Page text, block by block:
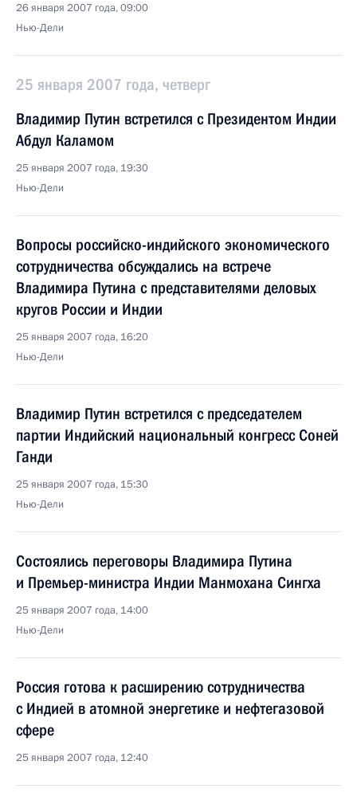
26 января 2007 года, 09:00
Нью-Дели
25 января 2007 года, четверг
Владимир Путин встретился с Президентом Индии
Абдул Каламом
25 января 2007 года, 19:30
Нью-Дели
Вопросы российско-индийского экономического
сотрудничества обсуждались на встрече
Владимира Путина с представителями деловых
кругов России и Индии
25 января 2007 года, 16:20
Нью-Дели
Владимир Путин встретился с председателем
партии Индийский национальный конгресс Соней
Ганди
25 января 2007 года, 15:30
Нью-Дели
Состоялись переговоры Владимира Путина
и Премьер-министра Индии Манмохана Сингха
25 января 2007 года, 14:00
Нью-Дели
Россия готова к расширению сотрудничества
с Индией в атомной энергетике и нефтегазовой
сфере
25 января 2007 года, 12:40